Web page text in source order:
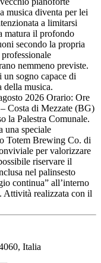
musica diventa per lei
a limitarsi
matura il profondo
secondo la propria
nemmeno previste.
sogno capace di
della musica.
2026 Orario: Ore
Costa di Mezzate (BG)
la Palestra Comunale.
una speciale
Totem Brewing Co. di
per valorizzare
riservare il
nel palinsesto
continua” all’interno
Attività realizzata con il
Italia